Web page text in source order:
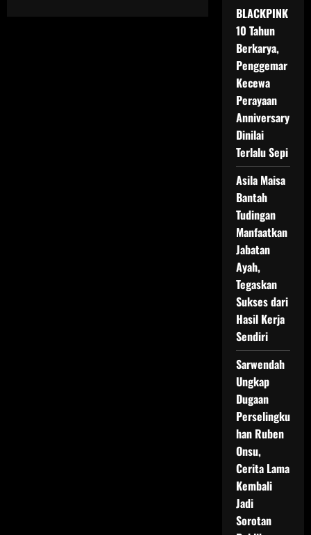
BLACKPINK
10 Tahun
Berkarya,
Penggemar
Kecewa
Perayaan
Anniversary
Dinilai
Terlalu Sepi
Asila Maisa
Bantah
Tudingan
Manfaatkan
Jabatan
Ayah,
Tegaskan
Sukses dari
Hasil Kerja
Sendiri
Sarwendah
Ungkap
Dugaan
Perselingku
han Ruben
Onsu,
Cerita Lama
Kembali
Jadi
Sorotan